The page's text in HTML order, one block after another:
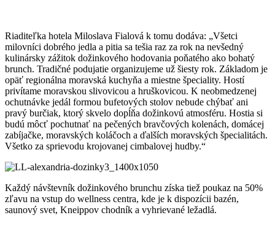
Riaditeľka hotela Miloslava Fialová k tomu dodáva: „Všetci
milovníci dobrého jedla a pitia sa tešia raz za rok na nevšedný
kulinársky zážitok dožinkového hodovania poňatého ako bohatý
brunch. Tradičné podujatie organizujeme už šiesty rok. Základom je
opäť regionálna moravská kuchyňa a miestne špeciality. Hostí
privítame moravskou slivovicou a hruškovicou. K neobmedzenej
ochutnávke jedál formou bufetových stolov nebude chýbať ani
pravý burčiak, ktorý skvelo dopĺňa dožinkovú atmosféru. Hostia si
budú môcť pochutnať na pečených bravčových kolenách, domácej
zabíjačke, moravských koláčoch a ďalších moravských špecialitách.
Všetko za sprievodu krojovanej cimbalovej hudby.“
Každý návštevník dožinkového brunchu získa tiež poukaz na 50%
zľavu na vstup do wellness centra, kde je k dispozícii bazén,
saunový svet, Kneippov chodník a vyhrievané ležadlá.